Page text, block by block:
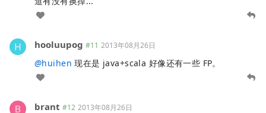
hooluupog #11 2013年08月26日
@huihen 现在是 java+scala 好像还有一些 FP。
brant #12 2013年08月26日